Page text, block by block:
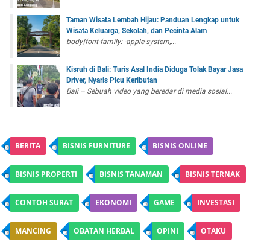
Taman Wisata Lembah Hijau: Panduan Lengkap untuk
Wisata Keluarga, Sekolah, dan Pecinta Alam
body{font-family: -apple-system,...
Kisruh di Bali: Turis Asal India Diduga Tolak Bayar Jasa
Driver, Nyaris Picu Keributan
Bali – Sebuah video yang beredar di media sosial...
BERITA BISNIS FURNITURE BISNIS ONLINE
BISNIS PROPERTI BISNIS TANAMAN BISNIS TERNAK
CONTOH SURAT EKONOMI GAME INVESTASI
MANCING OBATAN HERBAL OPINI OTAKU